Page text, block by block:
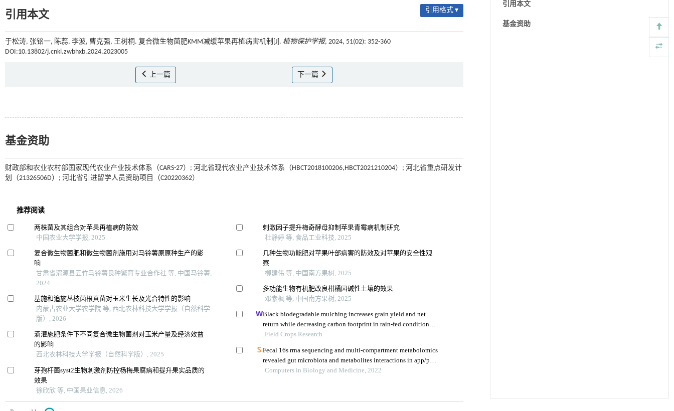
引用本文 引用格式 ▾
于松涛, 张铭一, 陈蕊, 李波, 曹克强, 王树桐. 复合微生物菌肥KMM减缓苹果再植病害机制[J]. 植物保护学报, 2024, 51(02): 352-360
DOI:10.13802/j.cnki.zwbhxb.2024.2023005
上一篇 下一篇
基金资助
财政部和农业农村部国家现代农业产业技术体系（CARS-27）; 河北省现代农业产业技术体系（HBCT2018100206,HBCT2021210204）; 河北省重点研发计
划（21326506D）; 河北省引进留学人员资助项目（C20220362）
引用本文
基金资助